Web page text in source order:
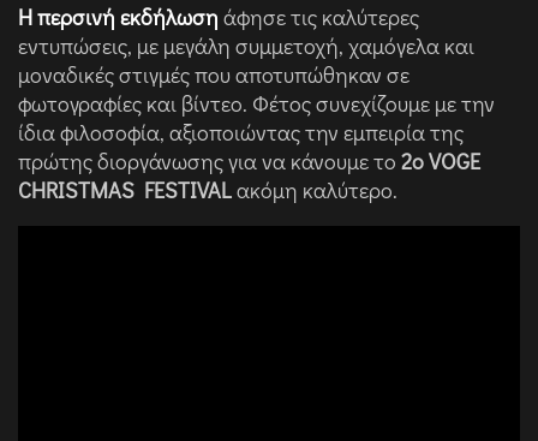
Η περσινή εκδήλωση άφησε τις καλύτερες
εντυπώσεις, με μεγάλη συμμετοχή, χαμόγελα και
μοναδικές στιγμές που αποτυπώθηκαν σε
φωτογραφίες και βίντεο. Φέτος συνεχίζουμε με την
ίδια φιλοσοφία, αξιοποιώντας την εμπειρία της
πρώτης διοργάνωσης για να κάνουμε το 2ο VOGE
CHRISTMAS FESTIVALακόμη καλύτερο.